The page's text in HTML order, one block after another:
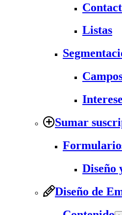
Listas
Sumar
Diseño
Diseño de